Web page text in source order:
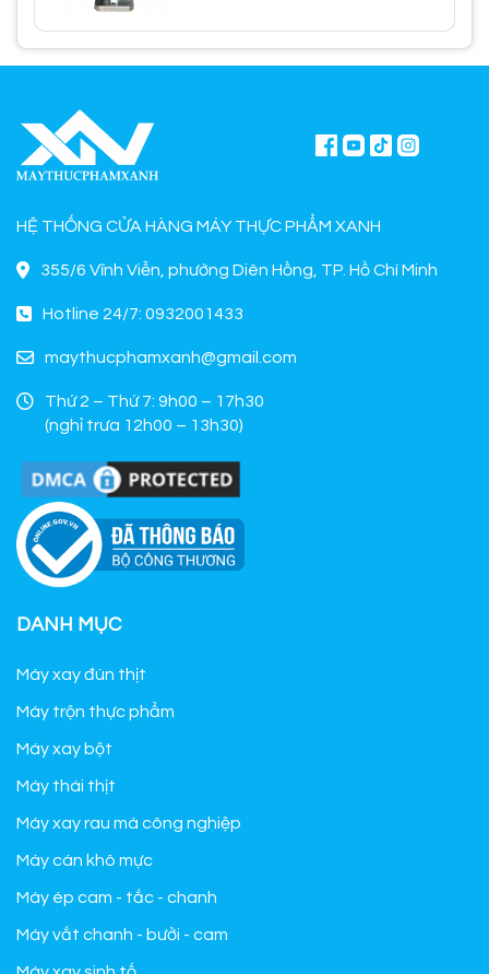
HỆ THỐNG CỬA HÀNG MÁY THỰC PHẨM XANH
355/6 Vĩnh Viễn, phường Diên Hồng, TP. Hồ Chí Minh
Hotline 24/7: 0932001433
maythucphamxanh@gmail.com
Thứ 2 – Thứ 7: 9h00 – 17h30
(nghỉ trưa 12h00 – 13h30)
DANH MỤC
Máy xay đùn thịt
Máy trộn thực phẩm
Máy xay bột
Máy thái thịt
Máy xay rau má công nghiệp
Máy cán khô mực
Máy ép cam - tắc - chanh
Máy vắt chanh - bưởi - cam